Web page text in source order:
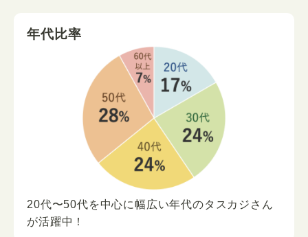
年代比率
20代〜50代を中心に幅広い年代のタスカジさん
が活躍中！